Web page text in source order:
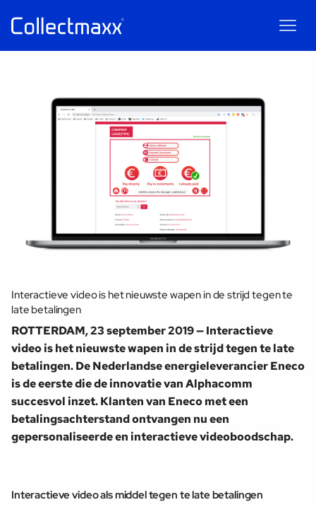
Interactieve video is het nieuwste wapen in de strijd tegen te
late betalingen
ROTTERDAM, 23 september 2019 — Interactieve
video is het nieuwste wapen in de strijd tegen te late
betalingen. De Nederlandse energieleverancier Eneco
is de eerste die de innovatie van Alphacomm
succesvol inzet. Klanten van Eneco met een
betalingsachterstand ontvangen nu een
gepersonaliseerde en interactieve videoboodschap.
Interactieve video als middel tegen te late betalingen